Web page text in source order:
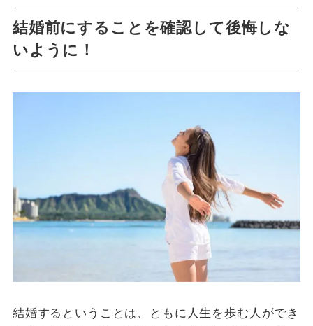
結婚前にすることを確認して後悔しな
いように！
結婚するということは、ともに人生を歩む人ができ